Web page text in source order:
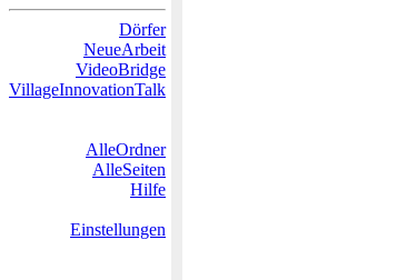
Dörfer
NeueArbeit
VideoBridge
VillageInnovationTalk
AlleOrdner
AlleSeiten
Hilfe
Einstellungen